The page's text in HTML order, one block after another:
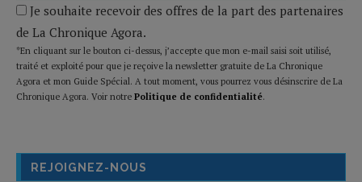
Je souhaite recevoir des offres de la part des partenaires
de La Chronique Agora.
*En cliquant sur le bouton ci-dessus, j’accepte que mon e-mail saisi soit utilisé,
traité et exploité pour que je reçoive la newsletter gratuite de La Chronique
Agora et mon Guide Spécial. A tout moment, vous pourrez vous désinscrire de La
Chronique Agora. Voir notre Politique de confidentialité.
REJOIGNEZ-NOUS